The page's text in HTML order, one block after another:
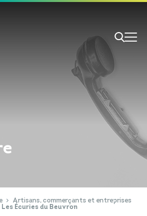
RECHERCHE
Artisans, commerçants et entreprises
Les Écuries du Beuvron
panel